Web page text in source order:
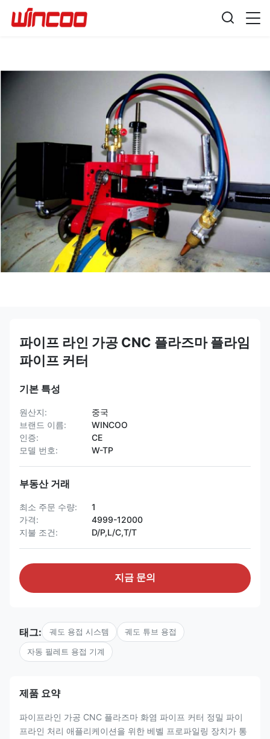
파이프 라인 가공 CNC 플라즈마 플라임
파이프 커터
기본 특성
원산지:
중국
브랜드 이름:
WINCOO
인증:
CE
모델 번호:
W-TP
부동산 거래
최소 주문 수량:
1
가격:
4999-12000
지불 조건:
D/P,L/C,T/T
지금 문의
태그: 궤도 용접 시스템 궤도 튜브 용접
자동 필레트 용접 기계
제품 요약
파이프라인 가공 CNC 플라즈마 화염 파이프 커터 정밀 파이
프라인 처리 애플리케이션을 위한 베벨 프로파일링 장치가 통